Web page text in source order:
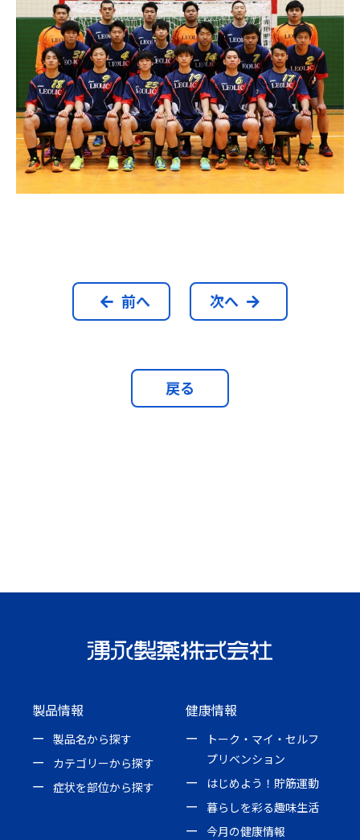
前へ 次へ
戻る
製品情報
製品名から探す
カテゴリーから探す
症状を部位から探す
健康情報
トーク・マイ・セルフ
プリベンション
はじめよう！貯筋運動
暮らしを彩る趣味生活
今月の健康情報